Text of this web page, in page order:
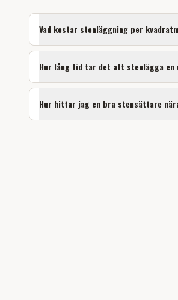
Vad kostar stenläggning per
Hur lång tid tar det att stenlägga en
Hur hittar jag en bra stensättare